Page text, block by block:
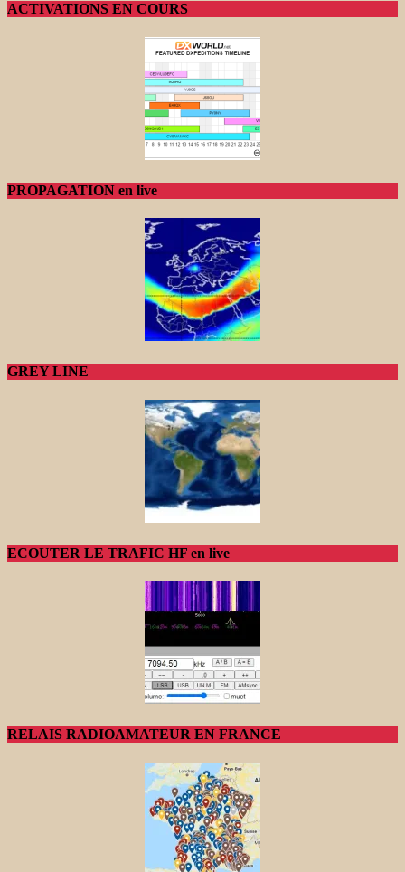
ACTIVATIONS EN COURS
PROPAGATION en live
GREY LINE
ECOUTER LE TRAFIC HF en live
RELAIS RADIOAMATEUR EN FRANCE